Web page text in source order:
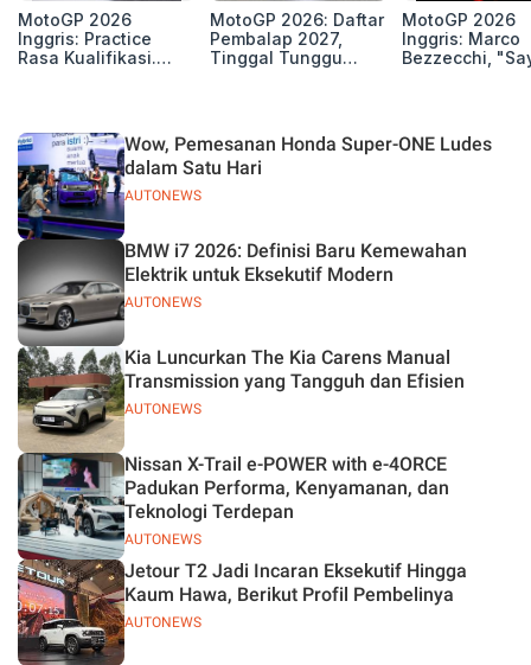
MotoGP 2026
Inggris: Practice
Rasa Kualifikasi.
Silverstone!
MotoGP 2026: Daftar
Pembalap 2027,
Tinggal Tunggu
MotoGP 2026
Inggris: Marco
Bezzecchi,
AUTONEWS
Wow, Pemesanan Honda Super-ONE Ludes
dalam Satu Hari
AUTONEWS
BMW i7 2026: Definisi Baru Kemewahan
Elektrik untuk Eksekutif Modern
AUTONEWS
Kia Luncurkan The Kia Carens Manual
Transmission yang Tangguh dan Efisien
AUTONEWS
Nissan X-Trail e-POWER with e-4ORCE
Padukan Performa, Kenyamanan, dan
Teknologi Terdepan
AUTONEWS
Jetour T2 Jadi Incaran Eksekutif Hingga
Kaum Hawa, Berikut Profil Pembelinya